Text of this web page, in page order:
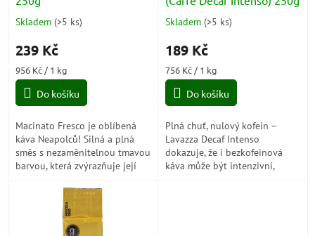
Průměrné
produktu
5,0
5
Skladem (>5 ks)
239 Kč
Měrná
cena:
956 Kč / 1 kg
Do košíku
Macinato Fresco je oblíbená
káva Neapolců! Silná a plná
směs s nezaměnitelnou tmavou
barvou, která zvýrazňuje její
chuť.Čerstvě mletá ​​káva s...
Průměrné
produktu
5,0
5
Skladem (>5 ks)
189 Kč
Měrná
cena:
756 Kč / 1 kg
Do košíku
Plná chuť, nulový kofein –
Lavazza Decaf Intenso
dokazuje, že i bezkofeinová
káva může být intenzivní,